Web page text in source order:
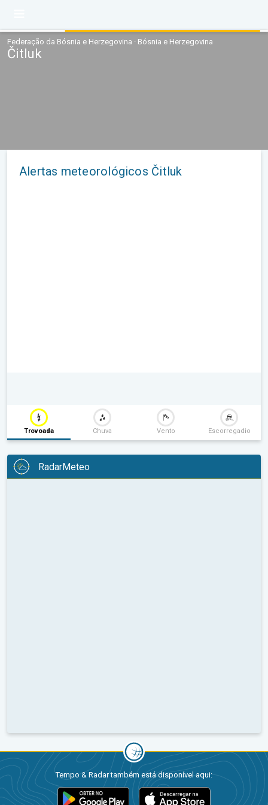
Federação da Bósnia e Herzegovina · Bósnia e Herzegovina
Čitluk
Alertas meteorológicos Čitluk
Trovoada Chuva Vento Escorregadio
RadarMeteo
Tempo & Radar também está disponível aqui: